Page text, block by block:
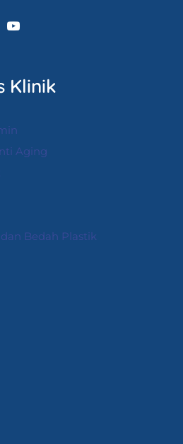
Klinik
Aging
Bedah Plastik